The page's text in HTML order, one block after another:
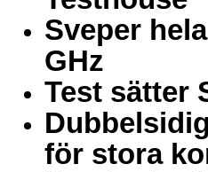
Sveper
GHz
Test sätter
för stora